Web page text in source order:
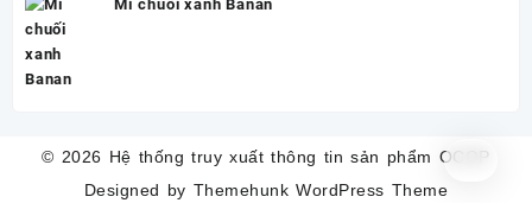
Mì chuối xanh Banan
© 2026 Hệ thống truy xuất thông tin sản phẩm OCOP
Designed by Themehunk WordPress Theme